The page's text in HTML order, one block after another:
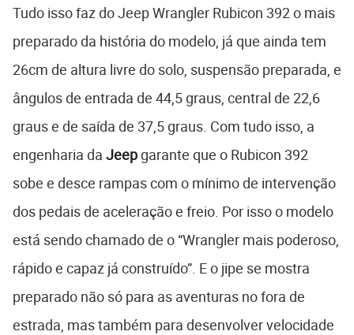
Tudo isso faz do Jeep Wrangler Rubicon 392 o mais
preparado da história do modelo, já que ainda tem
26cm de altura livre do solo, suspensão preparada, e
ângulos de entrada de 44,5 graus, central de 22,6
graus e de saída de 37,5 graus. Com tudo isso, a
engenharia da Jeepgarante que o Rubicon 392
sobe e desce rampas com o mínimo de intervenção
dos pedais de aceleração e freio. Por isso o modelo
está sendo chamado de o “Wrangler mais poderoso,
rápido e capaz já construído”. E o jipe se mostra
preparado não só para as aventuras no fora de
estrada, mas também para desenvolver velocidade